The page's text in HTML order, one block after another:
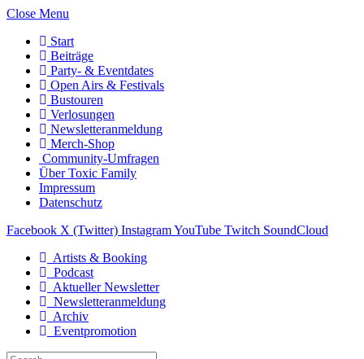
Close Menu
Start
Beiträge
Party- & Eventdates
Open Airs & Festivals
Bustouren
Verlosungen
Newsletteranmeldung
Merch-Shop
Community-Umfragen
Über Toxic Family
Impressum
Datenschutz
Facebook X (Twitter) InstagramYouTube Twitch SoundCloud
Artists & Booking
Podcast
Aktueller Newsletter
Newsletteranmeldung
Archiv
Eventpromotion